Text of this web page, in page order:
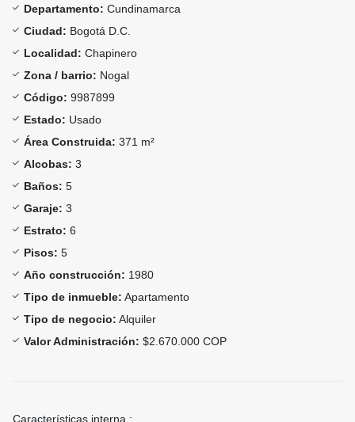
Departamento: Cundinamarca
Ciudad: Bogotá D.C.
Localidad: Chapinero
Zona / barrio: Nogal
Código: 9987899
Estado: Usado
Área Construida: 371 m²
Alcobas: 3
Baños: 5
Garaje: 3
Estrato: 6
Pisos: 5
Año construcción: 1980
Tipo de inmueble: Apartamento
Tipo de negocio: Alquiler
Valor Administración: $2.670.000 COP
Características interna :